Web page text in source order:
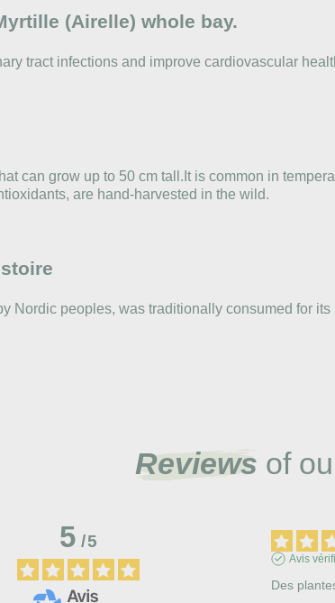
(Airelle) whole bay.
tract infections and improve cardiovascular
can grow up to 50 cm tall.It is common in
are hand-harvested in the wild.
Nordic peoples, was traditionally consumed for
Reviews of
5/5
Avis
Des